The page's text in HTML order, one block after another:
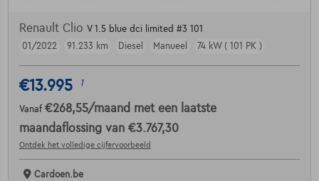
Renault Clio V 1.5 blue dci limited #3 101
01/2022
91.233 km Diesel Manueel 74 kW ( 101 PK )
€13.995 1
Vanaf €268,55/maand met een laatste
maandaflossing van €3.767,30
Ontdek het volledige cijfervoorbeeld
Cardoen.be